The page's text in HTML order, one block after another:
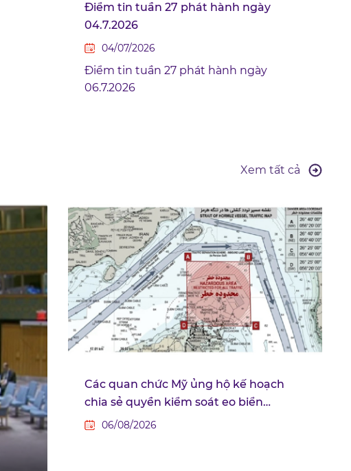
Điểm tin tuần 27 phát hành ngày
04.7.2026
04/07/2026
Điểm tin tuần 27 phát hành ngày
06.7.2026
Xem tất cả
Các quan chức Mỹ ủng hộ kế hoạch
chia sẻ quyền kiểm soát eo biển
Hormuz giữa Iran và Oman
06/08/2026